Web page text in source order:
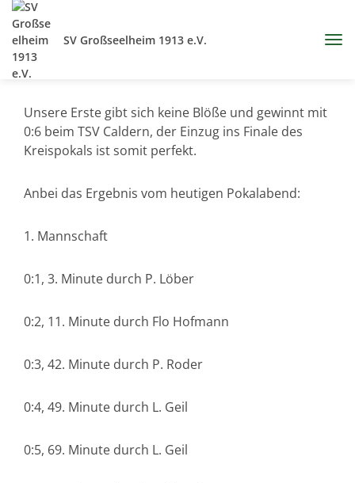
SV Großseelheim 1913 e.V.
Unsere Erste gibt sich keine Blöße und gewinnt mit
0:6 beim TSV Caldern, der Einzug ins Finale des
Kreispokals ist somit perfekt.
Anbei das Ergebnis vom heutigen Pokalabend:
1. Mannschaft
0:1, 3. Minute durch P. Löber
0:2, 11. Minute durch Flo Hofmann
0:3, 42. Minute durch P. Roder
0:4, 49. Minute durch L. Geil
0:5, 69. Minute durch L. Geil